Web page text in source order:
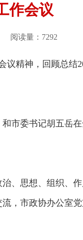
作会议
读量：7292
精神，回顾总结
市委书记胡五岳
、思想、组织、
，市政协办公室